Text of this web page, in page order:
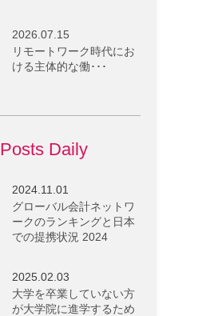
2026.07.15
リモートワーク時代にお
ける主体的な働･･･
Daily
2024.11.01
グローバル会計ネットワ
ークのランキングと日本
での提携状況 2024
2025.02.03
大学を卒業していない方
が大学院に進学するため